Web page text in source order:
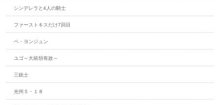
シンデレラと4人の騎士
ファーストキスだけ7回目
ペ・ヨンジュン
ユゴ～大統領有故～
三銃士
光州５・１８